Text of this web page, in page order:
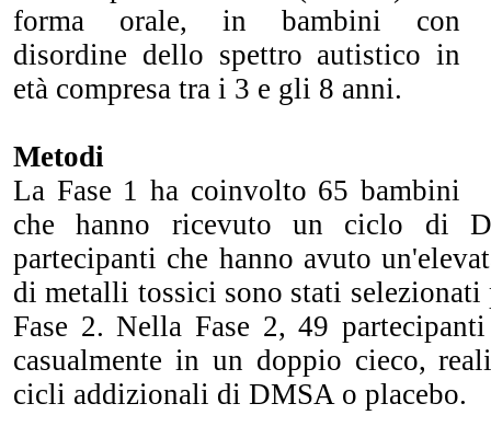
forma orale, in bambini con
disordine dello spettro autistico in
età compresa tra i 3 e gli 8 anni.
Metodi
La Fase 1 ha coinvolto 65 bambini
che hanno ricevuto un ciclo di
partecipanti che hanno avuto
di metalli tossici sono stati selezionati
Fase 2. Nella Fase 2, 49
casualmente in un doppio cieco,
cicli addizionali di DMSA o placebo.